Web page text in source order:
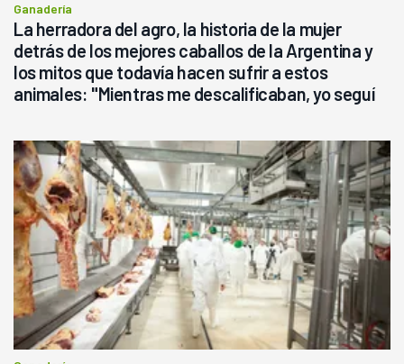
Ganadería
La herradora del agro, la historia de la mujer
detrás de los mejores caballos de la Argentina y
los mitos que todavía hacen sufrir a estos
animales: "Mientras me descalificaban, yo seguí